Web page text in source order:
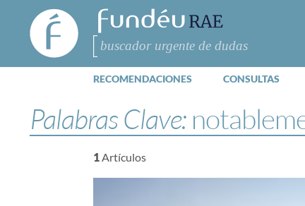
FundéuRAE
- Fundación
del Español
Urgente
Buscar
RECOMENDACIONES CONSULTAS
Palabras Clave:
1Artículos